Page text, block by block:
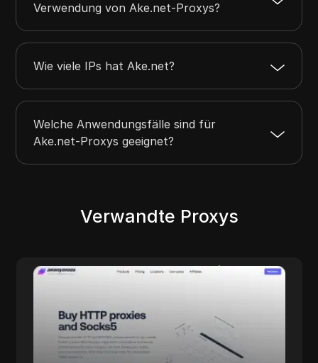
Verwendung von Ake.net-Proxys?
Wie viele IPs hat Ake.net?
Welche Anwendungsfälle sind für
Ake.net-Proxys geeignet?
Verwandte Proxys
Anonymous Proxies
Proxy-Lösungen für alle, die Wert auf
Datenschutz, Performance und fein
abgestimmte Kontrolle legen. Mit